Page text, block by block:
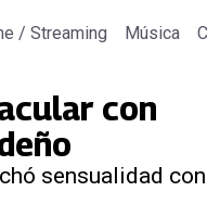
/ Streaming Música
con
sensualidad con